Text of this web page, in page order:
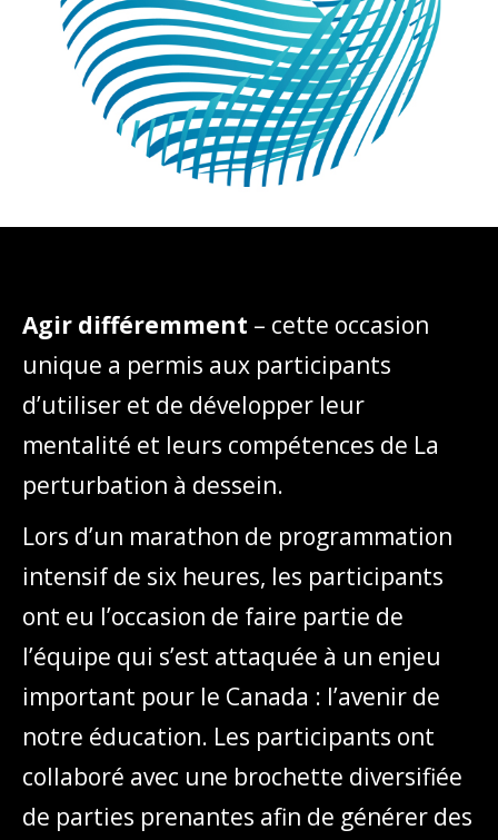
Agir différemment – cette occasion
unique a permis aux participants
d’utiliser et de développer leur
mentalité et leurs compétences de La
perturbation à dessein.
Lors d’un marathon de programmation
intensif de six heures, les participants
ont eu l’occasion de faire partie de
l’équipe qui s’est attaquée à un enjeu
important pour le Canada : l’avenir de
notre éducation. Les participants ont
collaboré avec une brochette diversifiée
de parties prenantes afin de générer des